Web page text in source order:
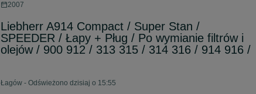
2007
Liebherr A914 Compact / Super Stan /
SPEEDER / Łapy + Pług / Po wymianie filtrów i
olejów / 900 912 / 313 315 / 314 316 / 914 916 /
Łagów - Odświeżono dzisiaj o 15:55